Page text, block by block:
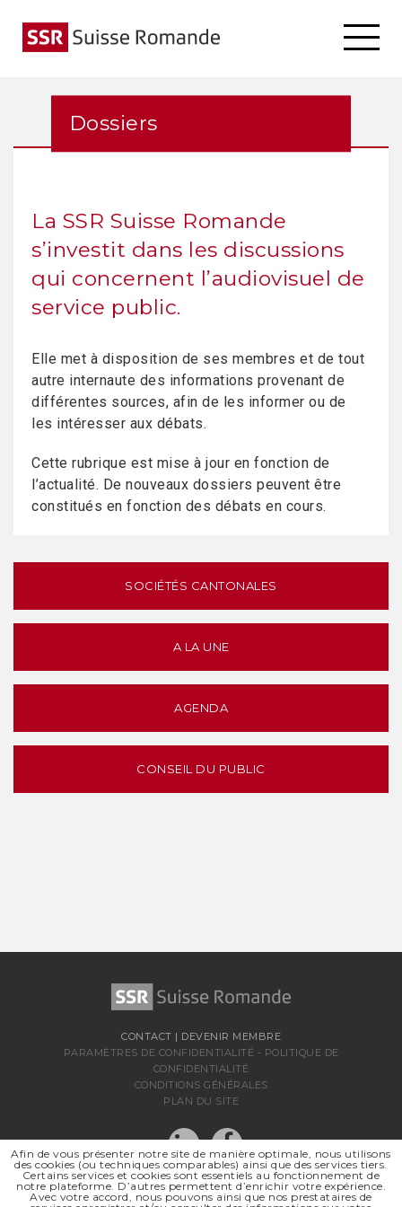
Dossiers
La SSR Suisse Romande
s’investit dans les discussions
qui concernent l’audiovisuel de
service public.
Elle met à disposition de ses membres et de tout
autre internaute des informations provenant de
différentes sources, afin de les informer ou de
les intéresser aux débats.
Cette rubrique est mise à jour en fonction de
l’actualité. De nouveaux dossiers peuvent être
constitués en fonction des débats en cours.
SOCIÉTÉS CANTONALES
A LA UNE
AGENDA
CONSEIL DU PUBLIC
CONTACT | DEVENIR MEMBRE
PARAMÈTRES DE CONFIDENTIALITÉ - POLITIQUE DE
CONFIDENTIALITÉ
CONDITIONS GÉNÉRALES
PLAN DU SITE
Afin de vous présenter notre site de manière optimale, nous utilisons
des cookies (ou techniques comparables) ainsi que des services tiers.
Certains services et cookies sont essentiels au fonctionnement de
notre plateforme. D’autres permettent d’enrichir votre expérience.
Avec votre accord, nous pouvons ainsi que nos prestataires de